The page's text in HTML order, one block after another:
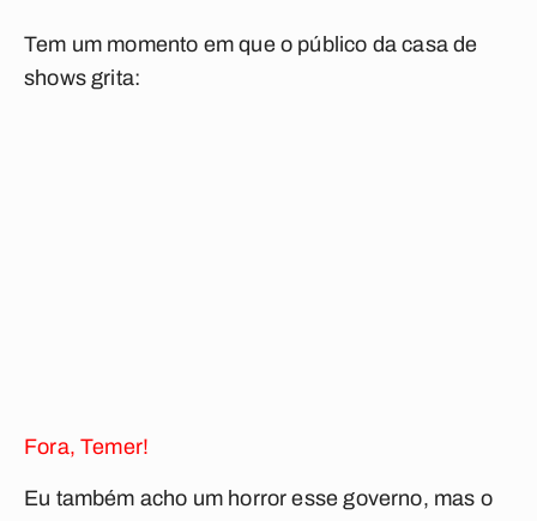
Tem um momento em que o público da casa de
shows grita:
Fora, Temer!
Eu também acho um horror esse governo, mas o